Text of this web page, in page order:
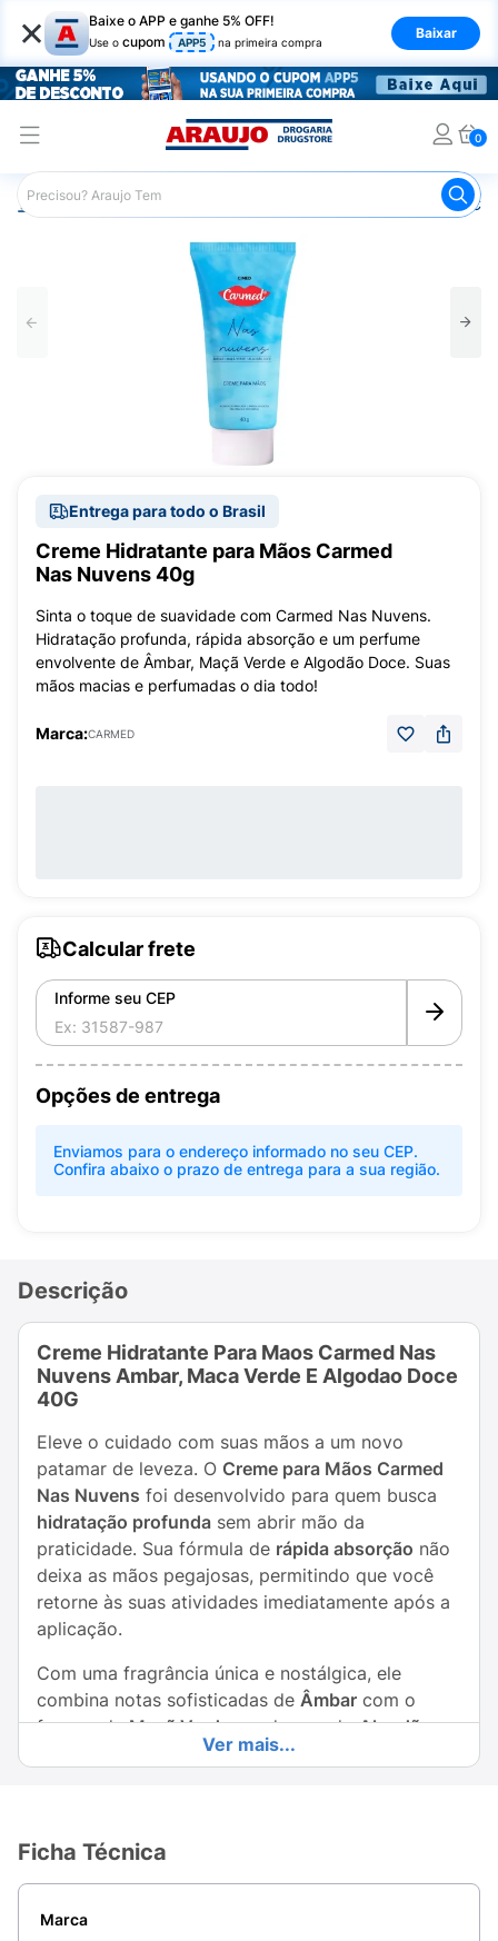
× Baixe o APP e ganhe 5% OFF!
Use o cupom APP5 na primeira compra
Baixar
0
Araujo Beleza e Cuidados
Entrega para todo o Brasil
Creme Hidratante para Mãos Carmed
Nas Nuvens 40g
Sinta o toque de suavidade com Carmed Nas Nuvens.
Hidratação profunda, rápida absorção e um perfume
envolvente de Âmbar, Maçã Verde e Algodão Doce. Suas
mãos macias e perfumadas o dia todo!
Marca:CARMED
Calcular frete
Informe seu CEP
Opções de entrega
Enviamos para o endereço informado no seu CEP.
Confira abaixo o prazo de entrega para a sua região.
Descrição
Creme Hidratante Para Maos Carmed Nas
Nuvens Ambar, Maca Verde E Algodao Doce
40G
Eleve o cuidado com suas mãos a um novo
patamar de leveza. O Creme para Mãos Carmed
Nas Nuvens foi desenvolvido para quem busca
hidratação profunda sem abrir mão da
praticidade. Sua fórmula de rápida absorção não
deixa as mãos pegajosas, permitindo que você
retorne às suas atividades imediatamente após a
aplicação.
Com uma fragrância única e nostálgica, ele
combina notas sofisticadas de Âmbar com o
frescor daMaçã Verdee a doçura doAlgodão
, deixando uma pele macia, aveludada e
Ação Hidratante:
ressecadas.
Ver mais...
Ficha Técnica
Marca